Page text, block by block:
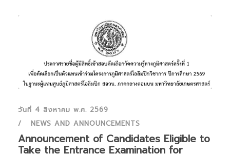
วันที่ 4 สิงหาคม พ.ศ. 2569
NEWS AND ANNOUNCEMENTS
Announcement of Candidates Eligible to
Take the Entrance Examination for